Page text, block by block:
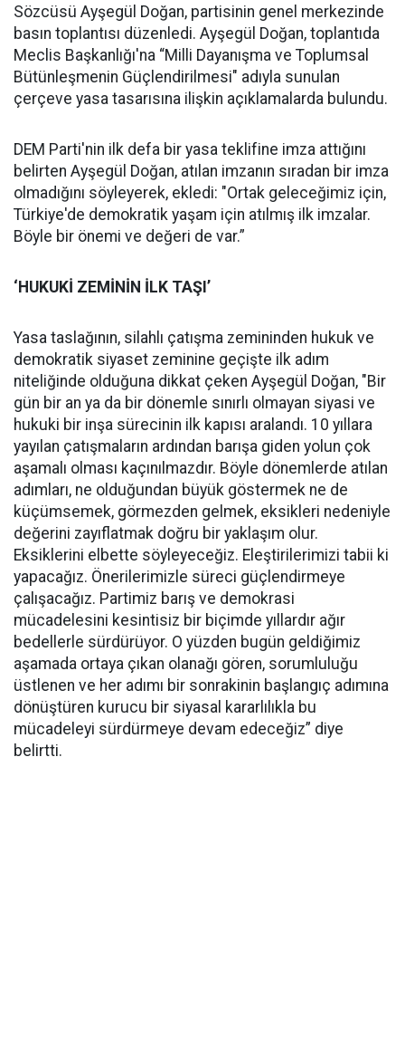
Sözcüsü Ayşegül Doğan, partisinin genel merkezinde
basın toplantısı düzenledi. Ayşegül Doğan, toplantıda
Meclis Başkanlığı'na “Milli Dayanışma ve Toplumsal
Bütünleşmenin Güçlendirilmesi" adıyla sunulan
çerçeve yasa tasarısına ilişkin açıklamalarda bulundu.
DEM Parti'nin ilk defa bir yasa teklifine imza attığını
belirten Ayşegül Doğan, atılan imzanın sıradan bir imza
olmadığını söyleyerek, ekledi: "Ortak geleceğimiz için,
Türkiye'de demokratik yaşam için atılmış ilk imzalar.
Böyle bir önemi ve değeri de var.”
‘HUKUKİ ZEMİNİN İLK TAŞI’
Yasa taslağının, silahlı çatışma zemininden hukuk ve
demokratik siyaset zeminine geçişte ilk adım
niteliğinde olduğuna dikkat çeken Ayşegül Doğan, "Bir
gün bir an ya da bir dönemle sınırlı olmayan siyasi ve
hukuki bir inşa sürecinin ilk kapısı aralandı. 10 yıllara
yayılan çatışmaların ardından barışa giden yolun çok
aşamalı olması kaçınılmazdır. Böyle dönemlerde atılan
adımları, ne olduğundan büyük göstermek ne de
küçümsemek, görmezden gelmek, eksikleri nedeniyle
değerini zayıflatmak doğru bir yaklaşım olur.
Eksiklerini elbette söyleyeceğiz. Eleştirilerimizi tabii ki
yapacağız. Önerilerimizle süreci güçlendirmeye
çalışacağız. Partimiz barış ve demokrasi
mücadelesini kesintisiz bir biçimde yıllardır ağır
bedellerle sürdürüyor. O yüzden bugün geldiğimiz
aşamada ortaya çıkan olanağı gören, sorumluluğu
üstlenen ve her adımı bir sonrakinin başlangıç adımına
dönüştüren kurucu bir siyasal kararlılıkla bu
mücadeleyi sürdürmeye devam edeceğiz” diye
belirtti.